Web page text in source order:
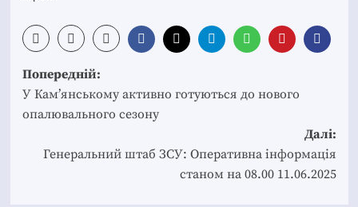
Post
navigation
Попередній:
У Кам’янському активно готуються до нового
опалювального сезону
Далі:
Генеральний штаб ЗСУ: Оперативна інформація
станом на 08.00 11.06.2025